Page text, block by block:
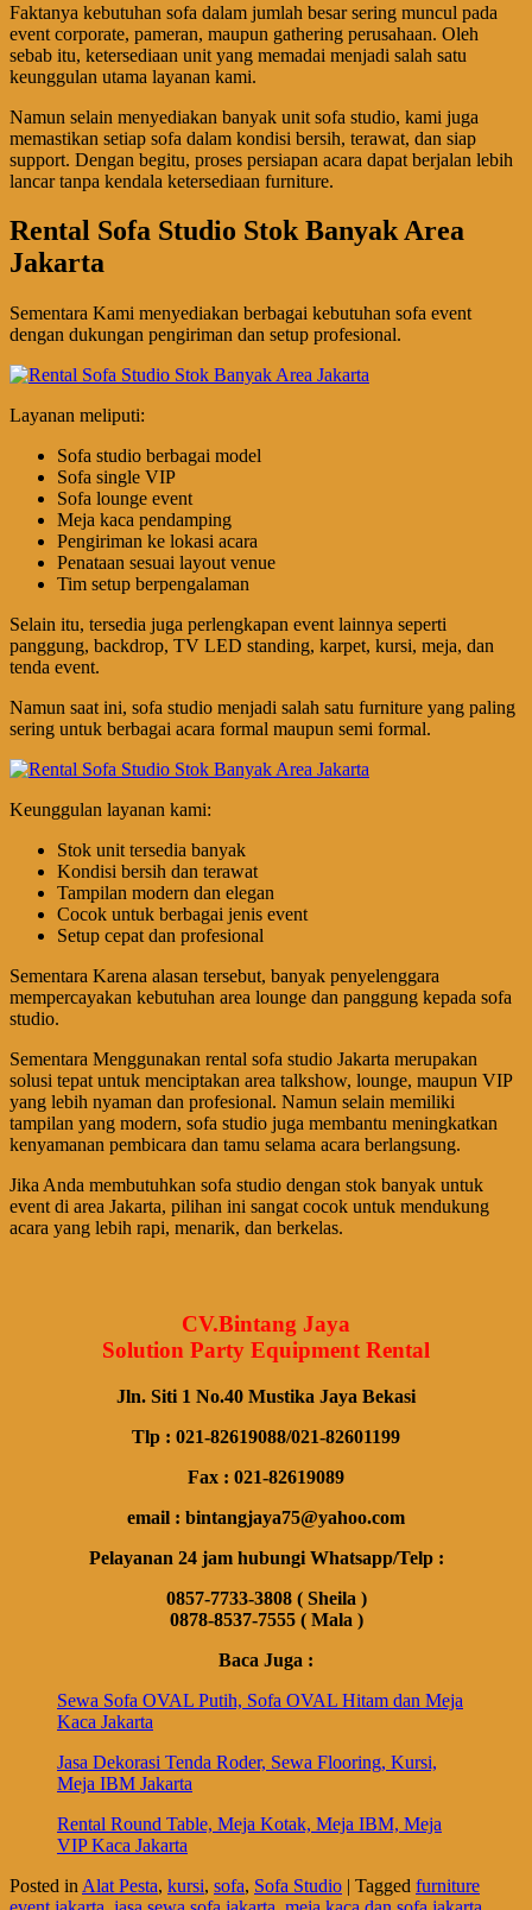
Faktanya kebutuhan sofa dalam jumlah besar sering muncul pada
event corporate, pameran, maupun gathering perusahaan. Oleh
sebab itu, ketersediaan unit yang memadai menjadi salah satu
keunggulan utama layanan kami.
Namun selain menyediakan banyak unit sofa studio, kami juga
memastikan setiap sofa dalam kondisi bersih, terawat, dan siap
support. Dengan begitu, proses persiapan acara dapat berjalan lebih
lancar tanpa kendala ketersediaan furniture.
Rental Sofa Studio Stok Banyak Area
Jakarta
Sementara Kami menyediakan berbagai kebutuhan sofa event
dengan dukungan pengiriman dan setup profesional.
Layanan meliputi:
Sofa studio berbagai model
Sofa single VIP
Sofa lounge event
Meja kaca pendamping
Pengiriman ke lokasi acara
Penataan sesuai layout venue
Tim setup berpengalaman
Selain itu, tersedia juga perlengkapan event lainnya seperti
panggung, backdrop, TV LED standing, karpet, kursi, meja, dan
tenda event.
Namun saat ini, sofa studio menjadi salah satu furniture yang paling
sering untuk berbagai acara formal maupun semi formal.
Keunggulan layanan kami:
Stok unit tersedia banyak
Kondisi bersih dan terawat
Tampilan modern dan elegan
Cocok untuk berbagai jenis event
Setup cepat dan profesional
Sementara Karena alasan tersebut, banyak penyelenggara
mempercayakan kebutuhan area lounge dan panggung kepada sofa
studio.
Sementara Menggunakan rental sofa studio Jakarta merupakan
solusi tepat untuk menciptakan area talkshow, lounge, maupun VIP
yang lebih nyaman dan profesional. Namun selain memiliki
tampilan yang modern, sofa studio juga membantu meningkatkan
kenyamanan pembicara dan tamu selama acara berlangsung.
Jika Anda membutuhkan sofa studio dengan stok banyak untuk
event di area Jakarta, pilihan ini sangat cocok untuk mendukung
acara yang lebih rapi, menarik, dan berkelas.
CV.Bintang Jaya
Solution Party Equipment Rental
Jln. Siti 1 No.40 Mustika Jaya Bekasi
Tlp : 021-82619088/021-82601199
Fax : 021-82619089
email : bintangjaya75@yahoo.com
Pelayanan 24 jam hubungi Whatsapp/Telp :
0857-7733-3808 ( Sheila )
0878-8537-7555 ( Mala )
Baca Juga :
Sewa Sofa OVAL Putih, Sofa OVAL Hitam dan Meja
Kaca Jakarta
Jasa Dekorasi Tenda Roder, Sewa Flooring, Kursi,
Meja IBM Jakarta
Rental Round Table, Meja Kotak, Meja IBM, Meja
VIP Kaca Jakarta
Posted in Alat Pesta, kursi, sofa, Sofa Studio | Tagged furniture